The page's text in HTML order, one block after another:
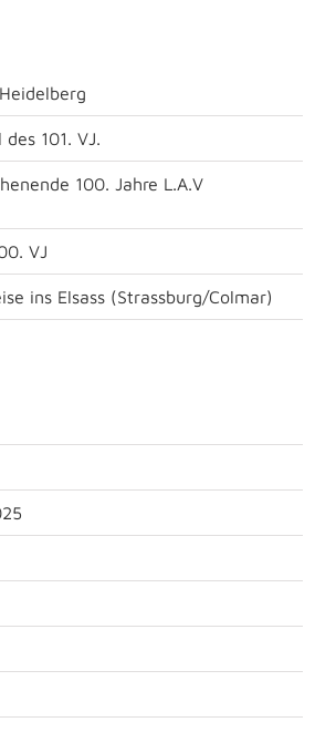
101. VJ.
100. Jahre L.A.V
VJ
ins Elsass (Strassburg/Colmar)